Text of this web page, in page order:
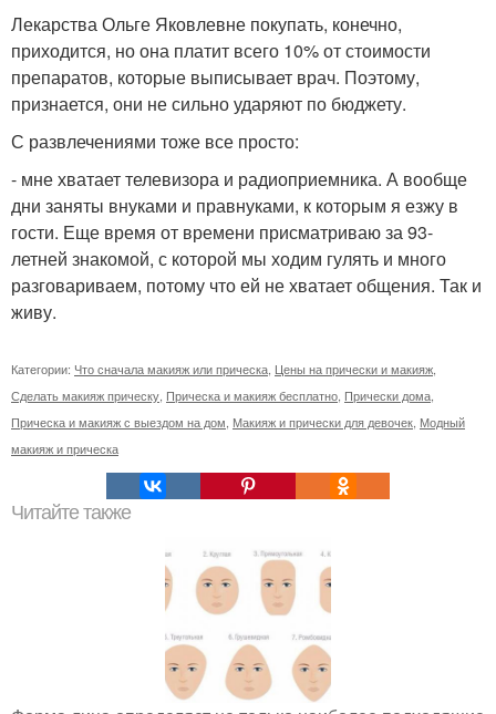
Лекарства Ольге Яковлевне покупать, конечно,
приходится, но она платит всего 10% от стоимости
препаратов, которые выписывает врач. Поэтому,
признается, они не сильно ударяют по бюджету.
С развлечениями тоже все просто:
- мне хватает телевизора и радиоприемника. А вообще
дни заняты внуками и правнуками, к которым я езжу в
гости. Еще время от времени присматриваю за 93-
летней знакомой, с которой мы ходим гулять и много
разговариваем, потому что ей не хватает общения. Так и
живу.
Категории: Что сначала макияж или прическа Цены на прически и макияж
Сделать макияж прическу Прическа и макияж бесплатно Прически дома
Прическа и макияж с выездом на дом Макияж и прически для девочек Модный
макияж и прическа
Читайте также